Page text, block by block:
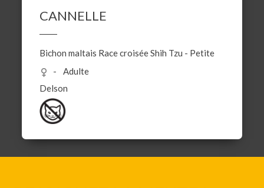
CANNELLE
Bichon maltais Race croiséeShih Tzu - Petite
Adulte
Delson